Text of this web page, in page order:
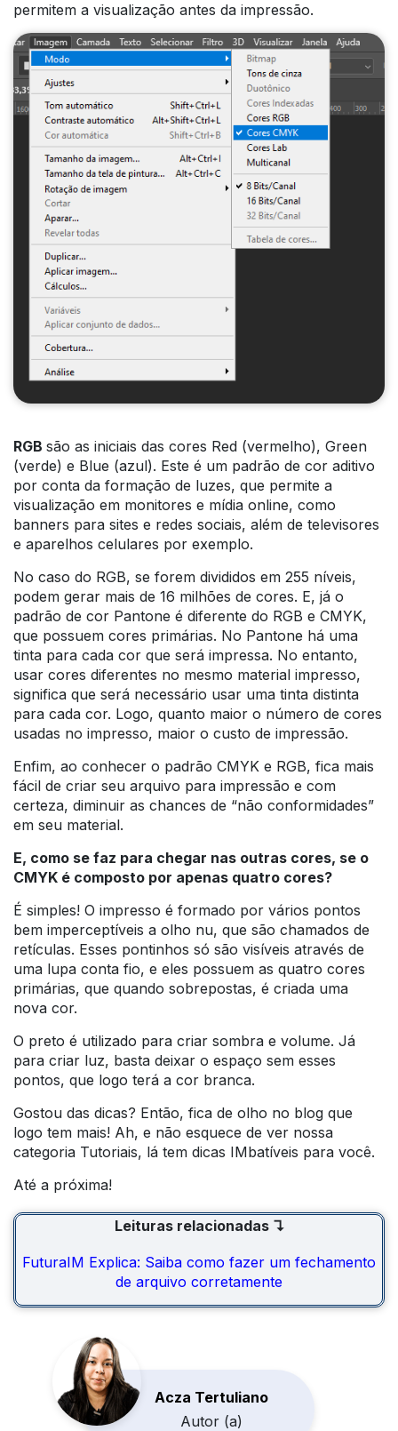
permitem a visualização antes da impressão.
RGB são as iniciais das cores Red (vermelho), Green
(verde) e Blue (azul). Este é um padrão de cor aditivo
por conta da formação de luzes, que permite a
visualização em monitores e mídia online, como
banners para sites e redes sociais, além de televisores
e aparelhos celulares por exemplo.
No caso do RGB, se forem divididos em 255 níveis,
podem gerar mais de 16 milhões de cores. E, já o
padrão de cor Pantone é diferente do RGB e CMYK,
que possuem cores primárias. No Pantone há uma
tinta para cada cor que será impressa. No entanto,
usar cores diferentes no mesmo material impresso,
significa que será necessário usar uma tinta distinta
para cada cor. Logo, quanto maior o número de cores
usadas no impresso, maior o custo de impressão.
Enfim, ao conhecer o padrão CMYK e RGB, fica mais
fácil de criar seu arquivo para impressão e com
certeza, diminuir as chances de “não conformidades”
em seu material.
E, como se faz para chegar nas outras cores, se o
CMYK é composto por apenas quatro cores?
É simples! O impresso é formado por vários pontos
bem imperceptíveis a olho nu, que são chamados de
retículas. Esses pontinhos só são visíveis através de
uma lupa conta fio, e eles possuem as quatro cores
primárias, que quando sobrepostas, é criada uma
nova cor.
O preto é utilizado para criar sombra e volume. Já
para criar luz, basta deixar o espaço sem esses
pontos, que logo terá a cor branca.
Gostou das dicas? Então, fica de olho no blog que
logo tem mais! Ah, e não esquece de ver nossa
categoria Tutoriais, lá tem dicas IMbatíveis para você.
Até a próxima!
Leituras relacionadas ↴
FuturaIM Explica: Saiba como fazer um fechamento
de arquivo corretamente
Acza Tertuliano
Autor (a)